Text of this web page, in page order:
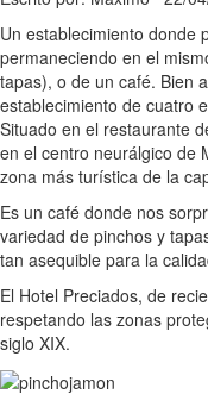
Un establecimiento donde
permaneciendo en el
tapas), o de un café. Bien
establecimiento de cuatro
Situado en el restaurante
en el centro neurálgico de
zona más turística de la
Es un café donde nos
variedad de pinchos y
tan asequible para la
El Hotel Preciados, de
respetando las zonas
siglo XIX.